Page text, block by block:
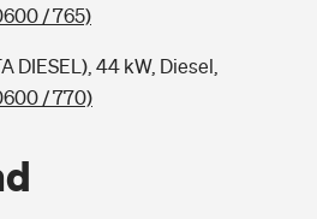
/ 765)
DIESEL), 44 kW, Diesel,
/ 770)